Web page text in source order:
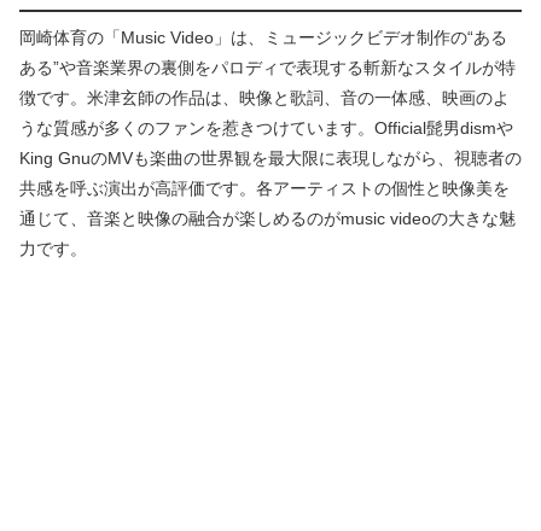
岡崎体育の「Music Video」は、ミュージックビデオ制作の“ある
ある”や音楽業界の裏側をパロディで表現する斬新なスタイルが特
徴です。米津玄師の作品は、映像と歌詞、音の一体感、映画のよ
うな質感が多くのファンを惹きつけています。Official髭男dismや
King GnuのMVも楽曲の世界観を最大限に表現しながら、視聴者の
共感を呼ぶ演出が高評価です。各アーティストの個性と映像美を
通じて、音楽と映像の融合が楽しめるのがmusic videoの大きな魅
力です。